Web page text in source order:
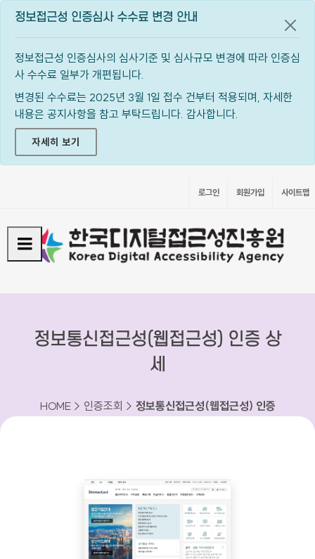
정보접근성 인증심사 수수료 변경 안내
정보접근성 인증심사의 심사기준 및 심사규모 변경에 따라 인증심
사 수수료 일부가 개편됩니다.
변경된 수수료는 2025년 3월 1일 접수 건부터 적용되며, 자세한
내용은 공지사항을 참고 부탁드립니다. 감사합니다.
자세히 보기
공지
로그인 회원가입 사이트맵
정보통신접근성(웹접근성) 인증 상
세
HOME > 인증조회 > 정보통신접근성(웹접근성) 인증